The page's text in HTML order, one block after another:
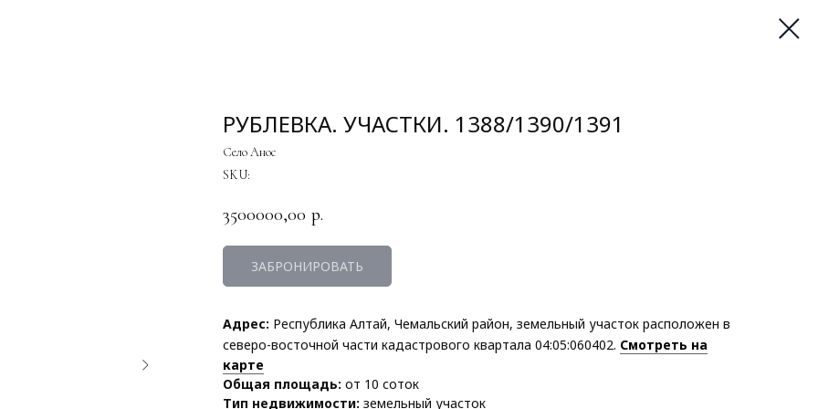
РУБЛЕВКА. УЧАСТКИ. 1388/1390/1391
Село Анос
SKU:
3500000,00 р.
ЗАБРОНИРОВАТЬ
Адрес: Республика Алтай, Чемальский район, земельный участок расположен в
северо-восточной части кадастрового квартала 04:05:060402. Смотреть на
карте
Общая площадь: от 10 соток
Тип недвижимости: земельный участок